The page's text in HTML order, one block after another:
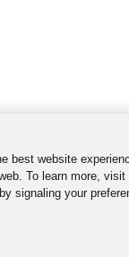
best website
To learn more,
by signaling your